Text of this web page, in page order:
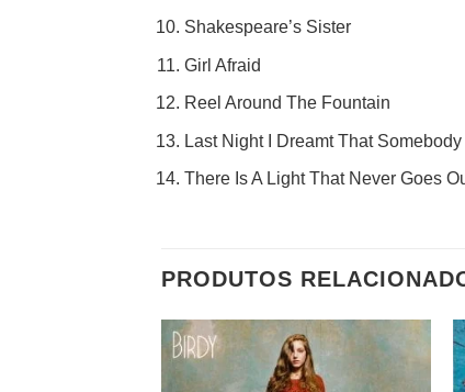
Shakespeare’s Sister
Girl Afraid
Reel Around The Fountain
Last Night I Dreamt That
There Is A Light That Never Goes
PRODUTOS